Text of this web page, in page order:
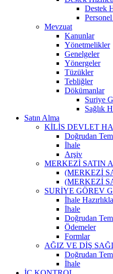
Destek
Mevzuat
Kanunlar
Yönetmelikler
Genelgeler
Yönergeler
Tüzükler
Tebliğler
Dökümanlar
Suriye
Sağlık
Satın Alma
KİLİS DEVLET
Doğrudan
İhale
Arşiv
MERKEZİ SATIN
(MERKEZİ
(MERKEZİ
SURİYE GÖREV
İhale
İhale
Doğrudan
Ödemeler
Formlar
AĞIZ VE DİŞ
Doğrudan
İhale